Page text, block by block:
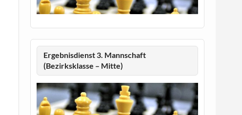
Ergebnisdienst 3. Mannschaft
(Bezirksklasse – Mitte)